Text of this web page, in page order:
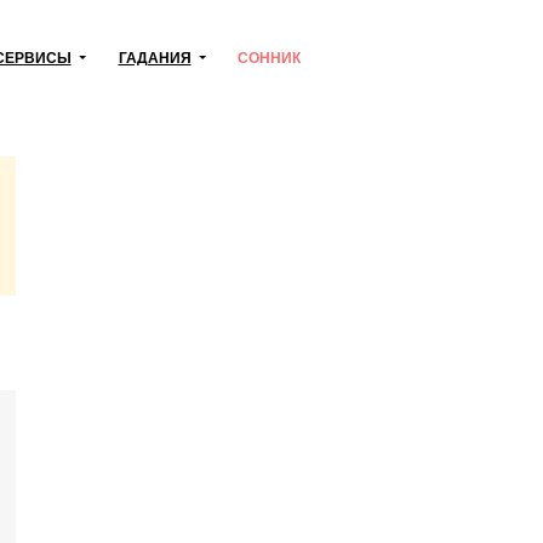
ГАДАНИЯ СОННИК